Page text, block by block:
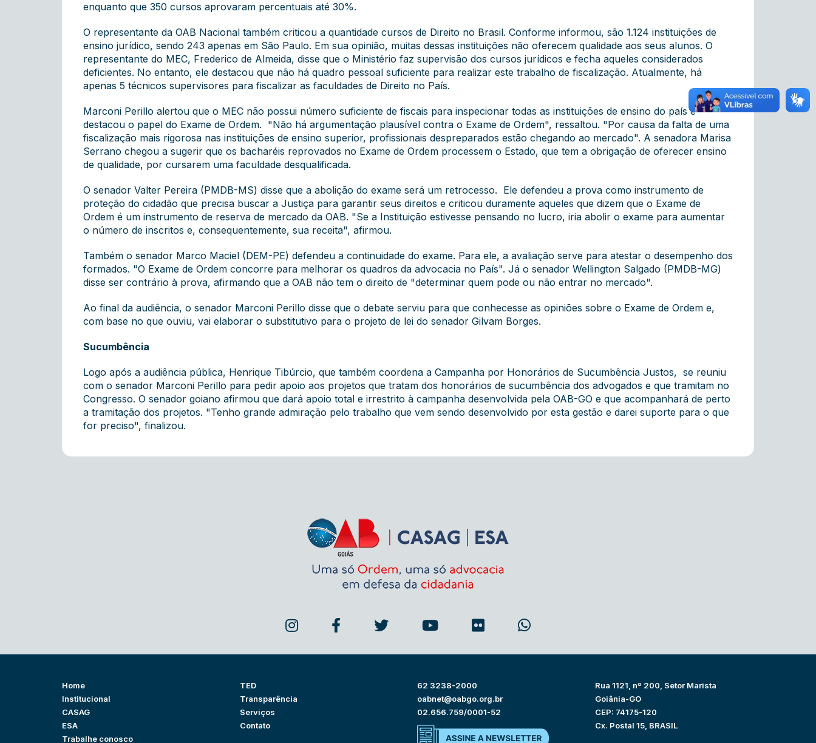
enquanto que 350 cursos aprovaram percentuais até 30%.
O representante da OAB Nacional também criticou a quantidade cursos de Direito no Brasil. Conforme informou, são 1.124 instituições de
ensino jurídico, sendo 243 apenas em São Paulo. Em sua opinião, muitas dessas instituições não oferecem qualidade aos seus alunos. O
representante do MEC, Frederico de Almeida, disse que o Ministério faz supervisão dos cursos jurídicos e fecha aqueles considerados
deficientes. No entanto, ele destacou que não há quadro pessoal suficiente para realizar este trabalho de fiscalização. Atualmente, há
apenas 5 técnicos supervisores para fiscalizar as faculdades de Direito no País.
Marconi Perillo alertou que o MEC não possui número suficiente de fiscais para inspecionar todas as instituições de ensino do país e
destacou o papel do Exame de Ordem. "Não há argumentação plausível contra o Exame de Ordem", ressaltou. "Por causa da falta de uma
fiscalização mais rigorosa nas instituições de ensino superior, profissionais despreparados estão chegando ao mercado". A senadora Marisa
Serrano chegou a sugerir que os bacharéis reprovados no Exame de Ordem processem o Estado, que tem a obrigação de oferecer ensino
de qualidade, por cursarem uma faculdade desqualificada.
O senador Valter Pereira (PMDB-MS) disse que a abolição do exame será um retrocesso. Ele defendeu a prova como instrumento de
proteção do cidadão que precisa buscar a Justiça para garantir seus direitos e criticou duramente aqueles que dizem que o Exame de
Ordem é um instrumento de reserva de mercado da OAB. "Se a Instituição estivesse pensando no lucro, iria abolir o exame para aumentar
o número de inscritos e, consequentemente, sua receita", afirmou.
Também o senador Marco Maciel (DEM-PE) defendeu a continuidade do exame. Para ele, a avaliação serve para atestar o desempenho dos
formados. "O Exame de Ordem concorre para melhorar os quadros da advocacia no País". Já o senador Wellington Salgado (PMDB-MG)
disse ser contrário à prova, afirmando que a OAB não tem o direito de "determinar quem pode ou não entrar no mercado".
Ao final da audiência, o senador Marconi Perillo disse que o debate serviu para que conhecesse as opiniões sobre o Exame de Ordem e,
com base no que ouviu, vai elaborar o substitutivo para o projeto de lei do senador Gilvam Borges.
Sucumbência
Logo após a audiência pública, Henrique Tibúrcio, que também coordena a Campanha por Honorários de Sucumbência Justos, se reuniu
com o senador Marconi Perillo para pedir apoio aos projetos que tratam dos honorários de sucumbência dos advogados e que tramitam no
Congresso. O senador goiano afirmou que dará apoio total e irrestrito à campanha desenvolvida pela OAB-GO e que acompanhará de perto
a tramitação dos projetos. "Tenho grande admiração pelo trabalho que vem sendo desenvolvido por esta gestão e darei suporte para o que
for preciso", finalizou.
Home
Institucional
CASAG
ESA
Trabalhe conosco
TED
Transparência
Serviços
Contato
62 3238-2000
oabnet@oabgo.org.br
02.656.759/0001-52
Rua 1121, nº 200, Setor Marista
Goiânia-GO
CEP: 74175-120
Cx. Postal 15, BRASIL